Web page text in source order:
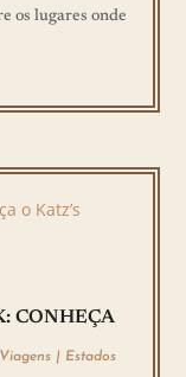
os lugares onde
CONHEÇA
| Estados